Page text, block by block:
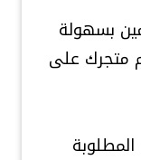
بسهولة
متجرك على